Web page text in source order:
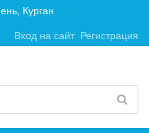
Курган
Вход на сайт Регистрация